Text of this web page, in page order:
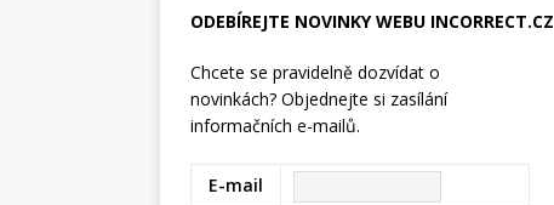
ODEBÍREJTE NOVINKY WEBU INCORRECT.CZ
Chcete se pravidelně dozvídat o
novinkách? Objednejte si zasílání
informačních e-mailů.
E-mail